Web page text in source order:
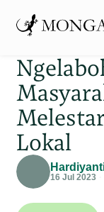
Lokal
16 Jul 2023